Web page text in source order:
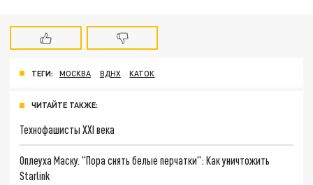
ТЕГИ: МОСКВА ВДНХ КАТОК
ЧИТАЙТЕ ТАКЖЕ:
Технофашисты XXI века
Оплеуха Маску. "Пора снять белые перчатки": Как уничтожить
Starlink